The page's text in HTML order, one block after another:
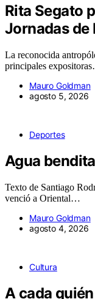
Rita Segato
Jornadas de
La reconocida
principales
Mauro Goldman
agosto 5, 2026
Deportes
Agua bendita
Texto de Santiago
venció a Oriental…
Mauro Goldman
agosto 4, 2026
Cultura
A cada